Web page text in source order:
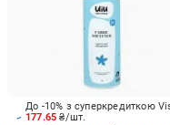
177.65₴/шт.